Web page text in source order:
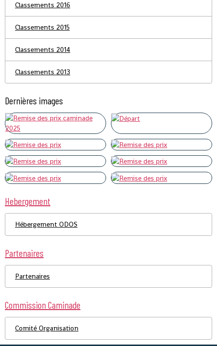
Classements 2016
Classements 2015
Classements 2014
Classements 2013
Dernières images
Hebergement
Hébergement ODOS
Partenaires
Partenaires
Commission Caminade
Comité Organisation